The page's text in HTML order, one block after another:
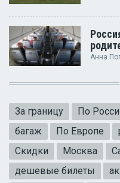
Анна
За границу По
багаж
По Европе
Скидки
Москва
дешевые билеты